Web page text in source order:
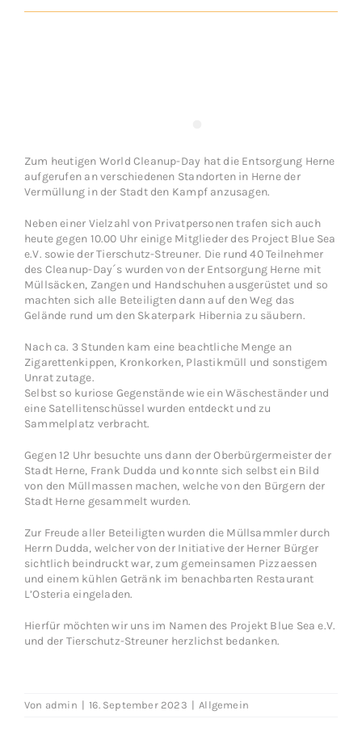
Zum heutigen World Cleanup-Day hat die Entsorgung Herne
aufgerufen an verschiedenen Standorten in Herne der
Vermüllung in der Stadt den Kampf anzusagen.
Neben einer Vielzahl von Privatpersonen trafen sich auch
heute gegen 10.00 Uhr einige Mitglieder des Project Blue Sea
e.V. sowie der Tierschutz-Streuner. Die rund 40 Teilnehmer
des Cleanup-Day´s wurden von der Entsorgung Herne mit
Müllsäcken, Zangen und Handschuhen ausgerüstet und so
machten sich alle Beteiligten dann auf den Weg das
Gelände rund um den Skaterpark Hibernia zu säubern.
Nach ca. 3 Stunden kam eine beachtliche Menge an
Zigarettenkippen, Kronkorken, Plastikmüll und sonstigem
Unrat zutage.
Selbst so kuriose Gegenstände wie ein Wäscheständer und
eine Satellitenschüssel wurden entdeckt und zu
Sammelplatz verbracht.
Gegen 12 Uhr besuchte uns dann der Oberbürgermeister der
Stadt Herne, Frank Dudda und konnte sich selbst ein Bild
von den Müllmassen machen, welche von den Bürgern der
Stadt Herne gesammelt wurden.
Zur Freude aller Beteiligten wurden die Müllsammler durch
Herrn Dudda, welcher von der Initiative der Herner Bürger
sichtlich beindruckt war, zum gemeinsamen Pizzaessen
und einem kühlen Getränk im benachbarten Restaurant
L’Osteria eingeladen.
Hierfür möchten wir uns im Namen des Projekt Blue Sea e.V.
und der Tierschutz-Streuner herzlichst bedanken.
Von admin 16. September 2023 Allgemein